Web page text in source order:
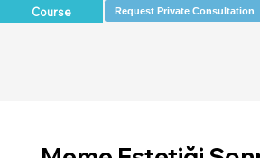
Course Request Private Consultation